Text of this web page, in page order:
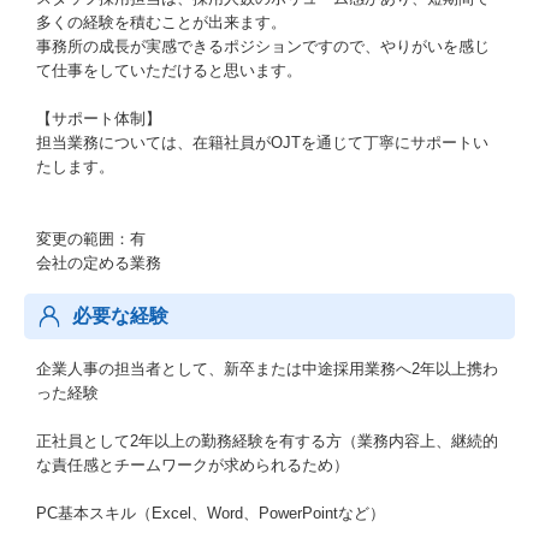
多くの経験を積むことが出来ます。
事務所の成長が実感できるポジションですので、やりがいを感じ
て仕事をしていただけると思います。
【サポート体制】
担当業務については、在籍社員がOJTを通じて丁寧にサポートい
たします。
変更の範囲：有
会社の定める業務
必要な経験
企業人事の担当者として、新卒または中途採用業務へ2年以上携わ
った経験
正社員として2年以上の勤務経験を有する方（業務内容上、継続的
な責任感とチームワークが求められるため）
PC基本スキル（Excel、Word、PowerPointなど）